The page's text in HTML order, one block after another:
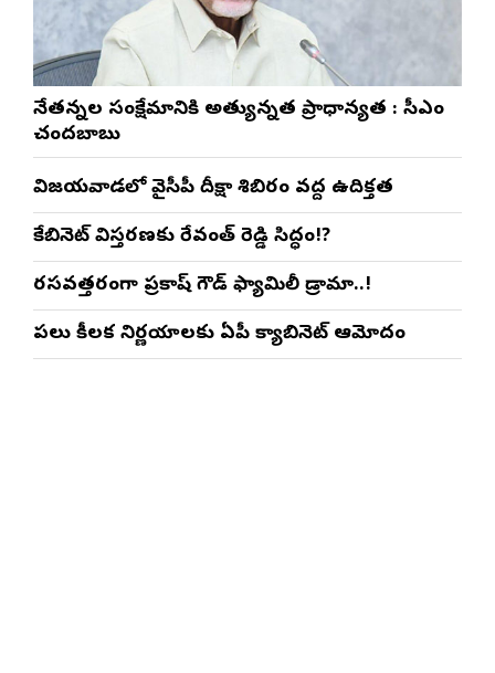
నేతన్నల సంక్షేమానికి అత్యున్నత ప్రాధాన్యత : సీఎం
చంద్రబాబు
విజయవాడలో వైసీపీ దీక్షా శిబిరం వద్ద ఉద్రిక్తత
కేబినెట్ విస్తరణకు రేవంత్ రెడ్డి సిద్ధం!?
రసవత్తరంగా ప్రకాష్ గౌడ్ ఫ్యామిలీ డ్రామా..!
పలు కీలక నిర్ణయాలకు ఏపీ క్యాబినెట్ ఆమోదం